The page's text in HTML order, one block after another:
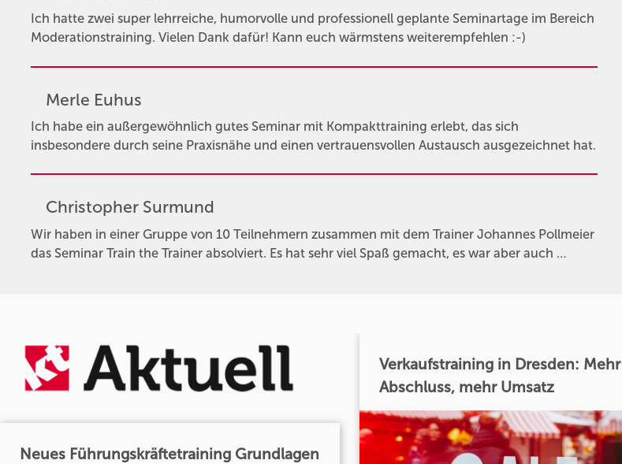
Ich hatte zwei super lehrreiche, humorvolle und professionell geplante Seminartage im Bereich
Moderationstraining. Vielen Dank dafür! Kann euch wärmstens weiterempfehlen :-)
Merle Euhus
Ich habe ein außergewöhnlich gutes Seminar mit Kompakttraining erlebt, das sich
insbesondere durch seine Praxisnähe und einen vertrauensvollen Austausch ausgezeichnet hat.
Christopher Surmund
Wir haben in einer Gruppe von 10 Teilnehmern zusammen mit dem Trainer Johannes Pollmeier
das Seminar Train the Trainer absolviert. Es hat sehr viel Spaß gemacht, es war aber auch …
Neues Führungskräftetraining Grundlagen
Verkaufstraining in Dresden: Mehr
Abschluss, mehr Umsatz